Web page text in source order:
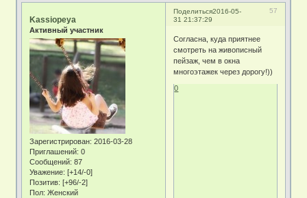
Поделиться 57
2016-05-
31 21:37:29
Kassiopeya
Активный участник
Зарегистрирован: 2016-03-28
Приглашений: 0
Сообщений: 87
Уважение: [+14/-0]
Позитив: [+96/-2]
Пол: Женский
Согласна, куда приятнее
смотреть на живописный
пейзаж, чем в окна
многоэтажек через дорогу!))
0